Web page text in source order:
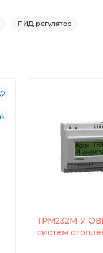
ПИД-регулятор
ТРМ232М-У
систем